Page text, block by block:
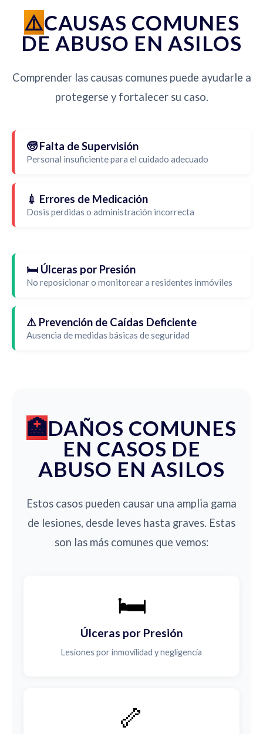
CAUSAS COMUNES
DE ABUSO EN ASILOS
Comprender las causas comunes puede ayudarle a
protegerse y fortalecer su caso.
🧓 Falta de Supervisión
Personal insuficiente para el cuidado adecuado
💉 Errores de Medicación
Dosis perdidas o administración incorrecta
🛏️ Úlceras por Presión
No reposicionar o monitorear a residentes inmóviles
⚠️ Prevención de Caídas Deficiente
Ausencia de medidas básicas de seguridad
DAÑOS COMUNES
EN CASOS DE
ABUSO EN ASILOS
Estos casos pueden causar una amplia gama
de lesiones, desde leves hasta graves. Estas
son las más comunes que vemos:
🛏️
Úlceras por Presión
Lesiones por inmovilidad y negligencia
🦴